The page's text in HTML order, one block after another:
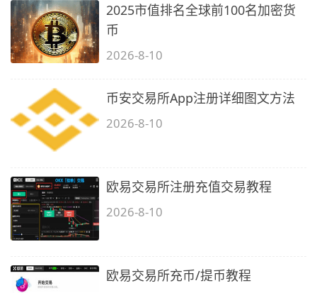
2025市值排名全球前100名加密货
币
2026-8-10
币安交易所App注册详细图文方法
2026-8-10
欧易交易所注册充值交易教程
2026-8-10
欧易交易所充币/提币教程